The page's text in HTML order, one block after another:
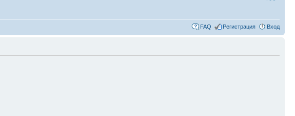
FAQ Регистрация Вход